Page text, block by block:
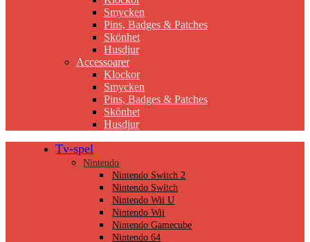
Smycken
Pins, Badges & Patches
Skönhet
Husdjur
Accessoarer
Klockor
Smycken
Pins, Badges & Patches
Skönhet
Husdjur
Tv-spel
Nintendo
Nintendo Switch 2
Nintendo Switch
Nintendo Wii U
Nintendo Wii
Nintendo Gamecube
Nintendo 64